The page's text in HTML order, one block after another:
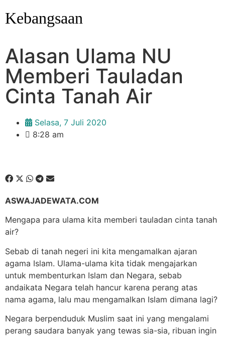
Kebangsaan
Alasan Ulama NU
Memberi Tauladan
Cinta Tanah Air
Selasa, 7 Juli 2020
8:28 am
ASWAJADEWATA.COM
Mengapa para ulama kita memberi tauladan cinta tanah
air?
Sebab di tanah negeri ini kita mengamalkan ajaran
agama Islam. Ulama-ulama kita tidak mengajarkan
untuk membenturkan Islam dan Negara, sebab
andaikata Negara telah hancur karena perang atas
nama agama, lalu mau mengamalkan Islam dimana lagi?
Negara berpenduduk Muslim saat ini yang mengalami
perang saudara banyak yang tewas sia-sia, ribuan ingin